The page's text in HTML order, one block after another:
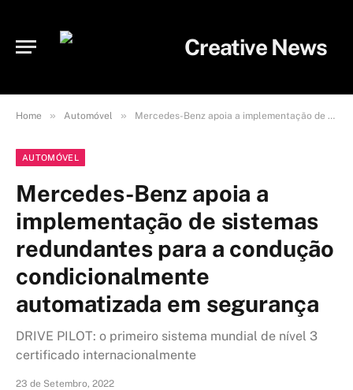
Home » Automóvel » Mercedes-Benz apoia a implementação de sistemas redundantes para a condução condicionalmente automatizada em segurança
AUTOMÓVEL
Mercedes-Benz apoia a
implementação de sistemas
redundantes para a condução
condicionalmente
automatizada em segurança
DRIVE PILOT: o primeiro sistema mundial de nível 3
certificado internacionalmente
23 de Setembro, 2022